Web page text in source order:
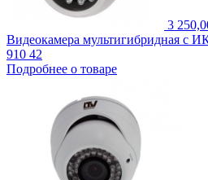
3
Видеокамера мультигибридная с
910 42
Подробнее о товаре